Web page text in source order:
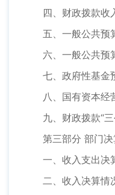
四、财政拨款收
五、一般公共预
六、一般公共预
七、政府性基金
八、国有资本经
九、财政拨款“三
第三部分 部门决
一、收入支出决
二、收入决算情